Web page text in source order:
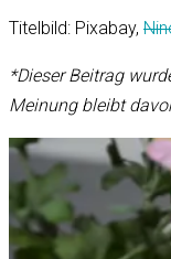
Titelbild: Pixabay,
*Dieser Beitrag
Meinung bleibt